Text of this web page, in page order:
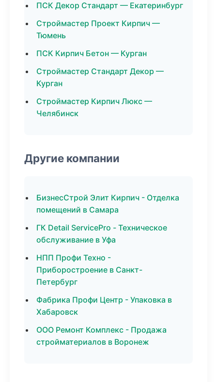
ПСК Декор Стандарт — Екатеринбург
Строймастер Проект Кирпич —
Тюмень
ПСК Кирпич Бетон — Курган
Строймастер Стандарт Декор —
Курган
Строймастер Кирпич Люкс —
Челябинск
Другие компании
БизнесСтрой Элит Кирпич - Отделка
помещений в Самара
ГК Detail ServicePro - Техническое
обслуживание в Уфа
НПП Профи Техно -
Приборостроение в Санкт-
Петербург
Фабрика Профи Центр - Упаковка в
Хабаровск
ООО Ремонт Комплекс - Продажа
стройматериалов в Воронеж